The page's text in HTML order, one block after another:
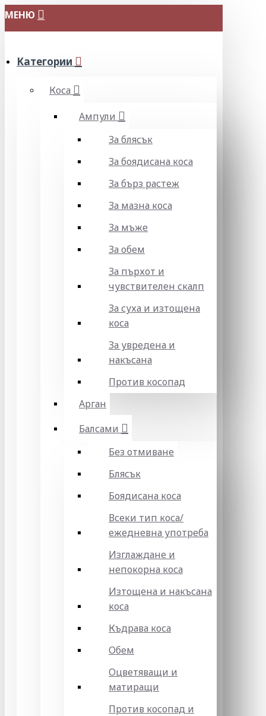
МЕНЮ
Категории
Коса
Ампули
За блясък
За боядисана коса
За бърз растеж
За мазна коса
За мъже
За обем
За пърхот и
чувствителен скалп
За суха и изтощена
коса
За увредена и
накъсана
Против косопад
Арган
Балсами
Без отмиване
Блясък
Боядисана коса
Всеки тип коса/
ежедневна употреба
Изглаждане и
непокорна коса
Изтощена и накъсана
коса
Къдрава коса
Обем
Оцветяващи и
матиращи
Против косопад и